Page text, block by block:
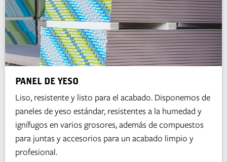
PANEL DE YESO
Liso, resistente y listo para el acabado. Disponemos de
paneles de yeso estándar, resistentes a la humedad y
ignífugos en varios grosores, además de compuestos
para juntas y accesorios para un acabado limpio y
profesional.